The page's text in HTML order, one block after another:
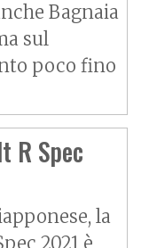
Bagnaia
sul
poco fino
R Spec
la
2021 è